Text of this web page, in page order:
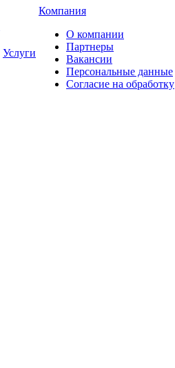
Услуги
Компания
О компании
Партнеры
Вакансии
Персональные данные
Согласие на обработку